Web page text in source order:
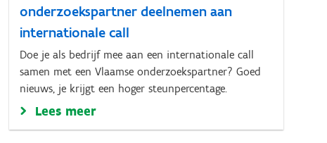
onderzoekspartner deelnemen aan
internationale call
Doe je als bedrijf mee aan een internationale call
samen met een Vlaamse onderzoekspartner? Goed
nieuws, je krijgt een hoger steunpercentage.
Lees meer